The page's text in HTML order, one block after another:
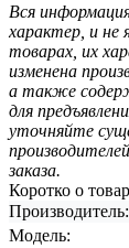
Вся
характер, и не
товарах, их
изменена
а также
для
уточняйте
заказа.
Коротко о
Производитель:
Модель: